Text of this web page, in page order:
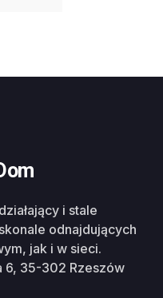
i stale
odnajdujących
jak i w sieci.
6, 35-302 Rzeszów